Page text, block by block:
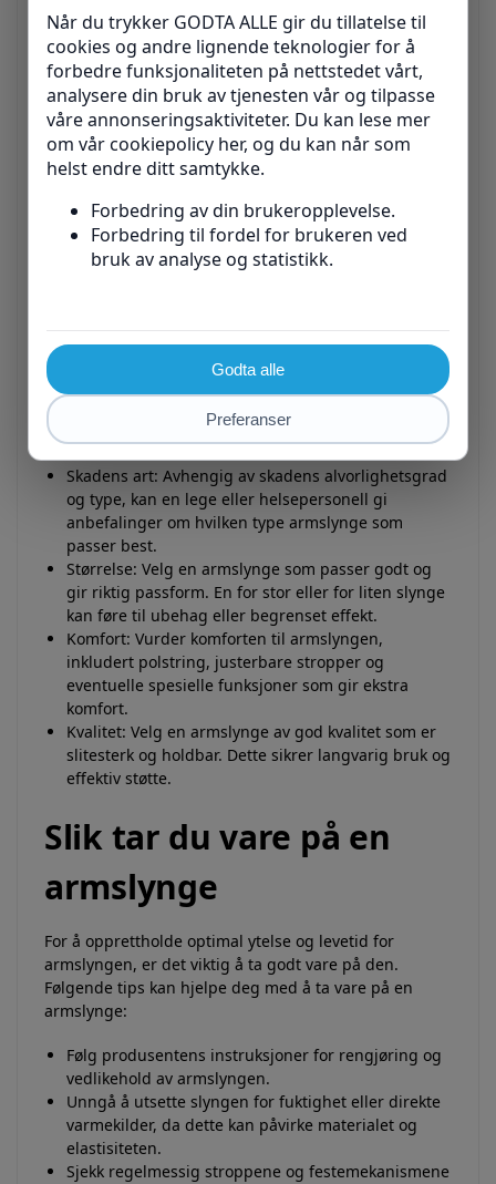
Skulderstøtte
I tillegg til armslynger kan skulderstøtter være et
nyttig hjelpemiddel for å støtte og avlaste skulderen.
Skulderstøtter er spesielle enheter som gir ekstra
kompresjon og støtte til skulderområdet. De kan
brukes sammen med eller som et alternativ til en
armslynge, avhengig av individuelle behov og
skadens art.
armslynge?
Når du velger en armslynge, er det viktig å vurdere
følgende faktorer:
Skadens art: Avhengig av skadens alvorlighetsgrad
og type, kan en lege eller helsepersonell gi
anbefalinger om hvilken type armslynge som
passer best.
Størrelse: Velg en armslynge som passer godt og
gir riktig passform. En for stor eller for liten slynge
kan føre til ubehag eller begrenset effekt.
Komfort: Vurder komforten til armslyngen,
inkludert polstring, justerbare stropper og
eventuelle spesielle funksjoner som gir ekstra
komfort.
Kvalitet: Velg en armslynge av god kvalitet som er
slitesterk og holdbar. Dette sikrer langvarig bruk og
effektiv støtte.
Slik tar du vare på en
armslynge
For å opprettholde optimal ytelse og levetid for
armslyngen, er det viktig å ta godt vare på den.
Følgende tips kan hjelpe deg med å ta vare på en
armslynge:
Følg produsentens instruksjoner for rengjøring og
vedlikehold av armslyngen.
Unngå å utsette slyngen for fuktighet eller direkte
varmekilder, da dette kan påvirke materialet og
elastisiteten.
Sjekk regelmessig stroppene og festemekanismene